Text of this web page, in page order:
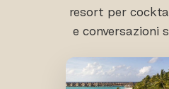
resort per
e conversazioni